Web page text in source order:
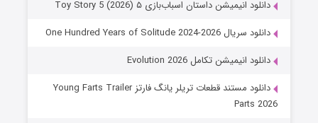
دانلود انیمیشن داستان اسباب‌بازی ۵ Toy Story 5 (2026)
دانلود سریال One Hundred Years of Solitude 2024-2026
دانلود انیمیشن تکامل Evolution 2026
دانلود مستند قطعات تریلر یانگ فارتز Young Farts Trailer
Parts 2026